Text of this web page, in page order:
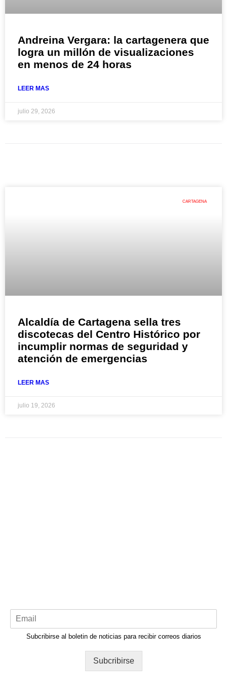
Andreina Vergara: la cartagenera que
logra un millón de visualizaciones
en menos de 24 horas
LEER MAS
julio 29, 2026
CARTAGENA
Alcaldía de Cartagena sella tres
discotecas del Centro Histórico por
incumplir normas de seguridad y
atención de emergencias
LEER MAS
julio 19, 2026
Subcribirse al boletin de noticias para recibir correos diarios
Subcribirse